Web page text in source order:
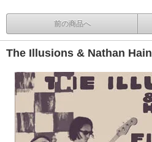
前の商品へ
The Illusions & Nathan